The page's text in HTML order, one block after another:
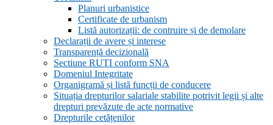
Planuri urbanistice
Certificate de urbanism
Listă autorizații: de contruire și de demolare
Declarații de avere și interese
Transparență decizională
Sectiune RUTI conform SNA
Domeniul Integritate
Organigramă și listă funcții de conducere
Situația drepturilor salariale stabilite potrivit legii și alte
drepturi prevăzute de acte normative
Drepturile cetățenilor